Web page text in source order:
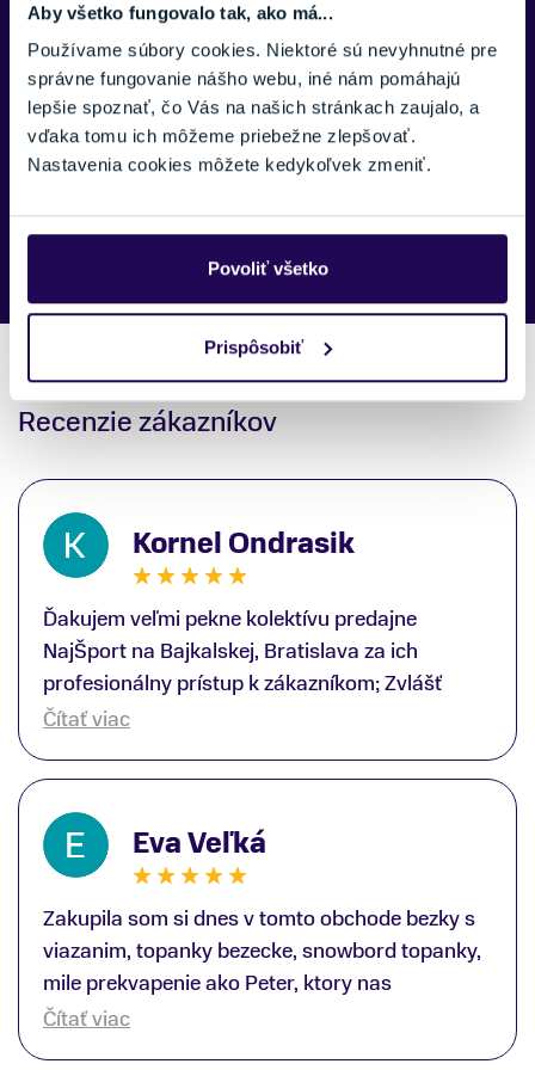
Aby všetko fungovalo tak, ako má...
Používame súbory cookies. Niektoré sú nevyhnutné pre
správne fungovanie nášho webu, iné nám pomáhajú
lepšie spoznať, čo Vás na našich stránkach zaujalo, a
vďaka tomu ich môžeme priebežne zlepšovať.
Nastavenia cookies môžete kedykoľvek zmeniť.
Povoliť všetko
Prispôsobiť
Recenzie zákazníkov
Kornel Ondrasik
Ďakujem veľmi pekne kolektívu predajne
NajŠport na Bajkalskej, Bratislava za ich
profesionálny prístup k zákazníkom; Zvlášť
ďakujem špecialistovi Martinovi Gunišovi za
lyžiarskej obuvi, ako aj prilby.. všetko značka
Atomic; Pán Martin Guniš mi svojou
odbornosťou otvoril nové obzory a dozvedel
som sa, vďaka jeho profesionálnemu prístupu k
zákazníkovi, up-to-date informácie o nových
trendoch v lyžiarských technológiách; Z
predajne NajŠport som odchádzal s nakúpom
nového lyžiarského vybavenia nielen ako veľmi
spokojný zákazník, ale aj s rešpektom, že
Čítať viac
Eva Veľká
Zakupila som si dnes v tomto obchode bezky s
viazanim, topanky bezecke, snowbord topanky,
mile prekvapenie ako Peter, ktory nas
obsluhoval mal prehlad, poradil nam super. Za
Čítať viac